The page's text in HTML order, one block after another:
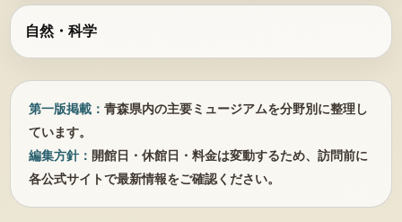
自然・科学
第一版掲載： 青森県内の主要ミュージアムを分野別に整理し
ています。
編集方針： 開館日・休館日・料金は変動するため、訪問前に
各公式サイトで最新情報をご確認ください。